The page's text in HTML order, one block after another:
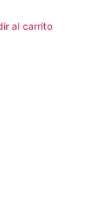
al carrito